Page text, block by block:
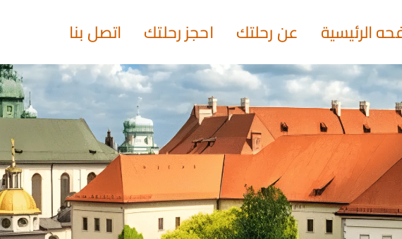
الرئيسية عن رحلتك احجز رحلتك اتصل بنا